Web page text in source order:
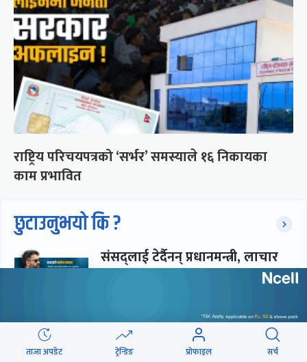
राष्ट्रिय परिचयपत्रको ‘सर्भर’ समस्याले १६ निकायका
काम प्रभावित
छुटाउनुभयो कि ?
संसद्लाई टेर्दैनन् प्रधानमन्त्री, लाचार
छन् सभामुख
‘अस्थायी प्रकृतिको अध्यादेशले ऐनको
व्यवस्था विस्थापित गर्न सक्दैन’
ताजा अपडेट ट्रेन्डिङ प्रोफाइल सर्च